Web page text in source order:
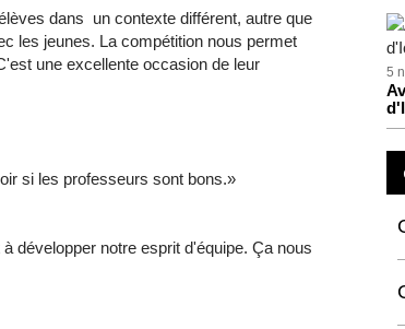
dans un contexte différent, autre que
les jeunes. La compétition nous permet
une excellente occasion de leur
si les professeurs sont bons.»
à développer notre esprit d'équipe. Ça nous
5